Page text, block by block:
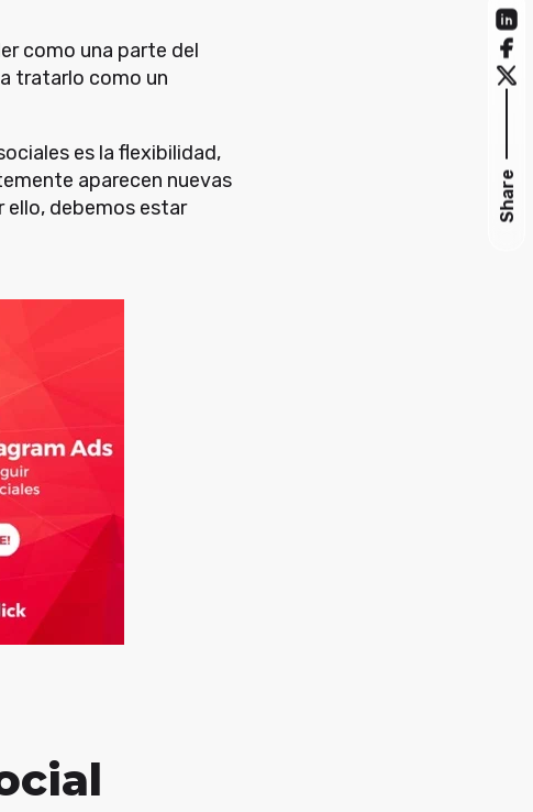
como una parte del
tratarlo como un
es la flexibilidad,
aparecen nuevas
ello, debemos estar
Share